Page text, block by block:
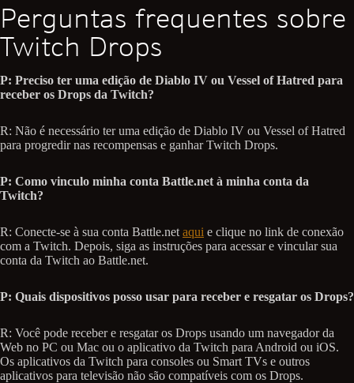
Perguntas frequentes sobre
Twitch Drops
P: Preciso ter uma edição de Diablo IV ou Vessel of Hatred para
receber os Drops da Twitch?
R: Não é necessário ter uma edição de Diablo IV ou Vessel of Hatred
para progredir nas recompensas e ganhar Twitch Drops.
P: Como vinculo minha conta Battle.net à minha conta da
Twitch?
R: Conecte-se à sua conta Battle.net aqui e clique no link de conexão
com a Twitch. Depois, siga as instruções para acessar e vincular sua
conta da Twitch ao Battle.net.
P: Quais dispositivos posso usar para receber e resgatar os Drops?
R: Você pode receber e resgatar os Drops usando um navegador da
Web no PC ou Mac ou o aplicativo da Twitch para Android ou iOS.
Os aplicativos da Twitch para consoles ou Smart TVs e outros
aplicativos para televisão não são compatíveis com os Drops.